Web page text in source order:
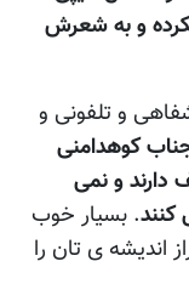
و به شعرش
و تلفونی و
کوهدامنی
دارند و نمی
کنند. بسيار خوب
انديشه ی تان را